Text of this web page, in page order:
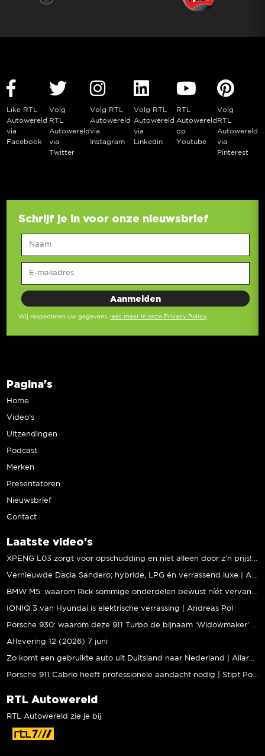
Like RTL
Autowereld
via
Facebook
Volg
RTL
Autowereld
via
Twitter
Volg RTL
Autowereld
via
Instagram
Volg RTL
Autowereld
via
Linkedin
RTL
Autowereld
op
Youtube
Volg
RTL
Autowereld
via
Pinterest
Schrijf je in voor onze nieuwsbrief
Wij respecteren uw gegevens, lees meer in onze Privacy Policy.
Pagina's
Home
Video’s
Uitzendingen
Podcast
Merken
Presentatoren
Nieuwsbrief
Contact
Laatste video's
XPENG L03 zorgt voor opschudding en niet alleen door z’n prijs! | Jeroen Mul
Vernieuwde Dacia Sandero; hybride, LPG én verrassend luxe | Andreas Pol
BMW M5: waarom Rick sommige onderdelen bewust níét vervangt | Stipt Polish Point
IONIQ 3 van Hyundai is elektrische verrassing | Andreas Pol
Porsche 930: waarom deze 911 Turbo de bijnaam ‘Widowmaker’ kreeg | Gallery Aaldering
Aflevering 12 (2026) 7 juni
Zo komt een gebruikte auto uit Duitsland naar Nederland | Allard Kalff
Porsche 911 Cabrio heeft professionele aandacht nodig | Stipt Polish Point
RTL Autowereld
RTL Autowereld zie je bij